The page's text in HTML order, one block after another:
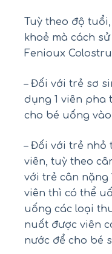
Tuỳ theo độ
khoẻ mà cách
Fenioux
– Đối với trẻ sơ
dụng 1 viên pha
cho bé uống
– Đối với trẻ nhỏ
viên, tuỳ theo
với trẻ cân nặng
viên thì có thể
uống các loại
nuốt được viên
nước để cho bé